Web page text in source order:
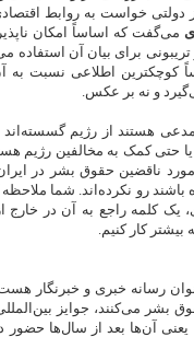
خواست به روابط
می‌گفت که اساساً‌ امکان
تریبونی برای بیان آن استفاده
کوچکترین اطلاعی نسبت به
و نه بر عکس.
مدعی هستند از رژیم
حتی کمک به مخالفین رژیم
ناقضین حقوق بشر در
باشند رو نکرده‌اند. شما ملاحظه‌
یک کلمه راجع به آن در
کار کنیم.
رسانه‌ خبری و خبرنگار
بشر می‌کنند، جوایز
یعنی آن‌ها بعد از سال‌ها حضور